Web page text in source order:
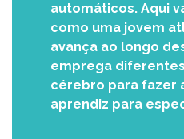
automáticos. Aqui
como uma jovem
avança ao longo
emprega
cérebro para fazer
aprendiz para